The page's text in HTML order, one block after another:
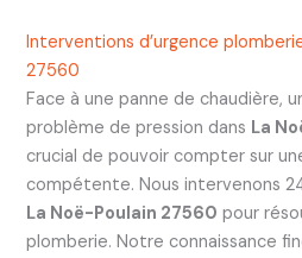
Interventions d’urgence
27560
Face à une panne de chaudière,
problème de pression dans La
crucial de pouvoir compter sur
compétente. Nous intervenons
La Noë-Poulain 27560 pour
plomberie. Notre connaissance